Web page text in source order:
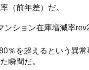
（前年差）だ。
％を超えるという異
瞬間だ。